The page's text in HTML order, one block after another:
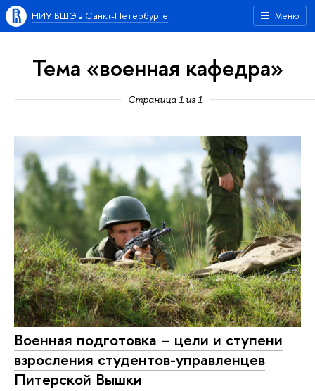
Меню
НИУ ВШЭ в Санкт-Петербурге
Тема «военная кафедра»
Страница 1 из 1
Военная подготовка – цели и ступени
взросления студентов-управленцев
Питерской Вышки